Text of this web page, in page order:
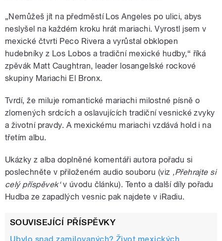
„Nemůžeš jít na předměstí Los Angeles po ulici, abys
neslyšel na každém kroku hrát mariachi. Vyrostl jsem v
mexické čtvrti Peco Rivera a vyrůstal obklopen
hudebníky z Los Lobos a tradiční mexické hudby,“ říká
zpěvák Matt Caughtran, leader losangelské rockové
skupiny Mariachi El Bronx.
Tvrdí, že miluje romantické mariachi milostné písně o
zlomených srdcích a oslavujících tradiční vesnické zvyky
a životní pravdy. A mexickému mariachi vzdává hold i na
třetím albu.
Ukázky z alba doplněné komentáři autora pořadu si
poslechněte v přiloženém audio souboru (viz ‚Přehrajte si
celý příspěvek‘v úvodu článku). Tento a další díly pořadu
Hudba ze zapadlých vesnic pak najdete v iRadiu.
SOUVISEJÍCÍ PŘÍSPĚVKY